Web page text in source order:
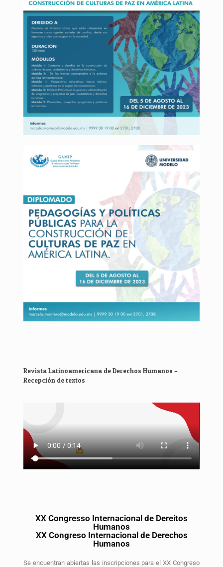
Revista Latinoamericana de Derechos Humanos –
Recepción de textos
XX Congresso Internacional de Dereitos
Humanos
XX Congreso Internacional de Derechos
Humanos
Se encuentran abiertas las inscripciones para el XX Congreso